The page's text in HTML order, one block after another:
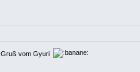
Gruß vom Gyuri